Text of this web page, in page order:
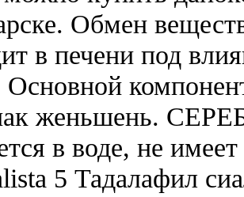
Обмен
в печени под
Основной
женьшень.
в воде, не
5 Тадалафил